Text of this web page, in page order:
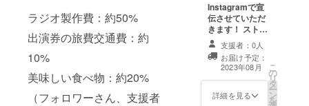
ラジオ製作費：約50%
出演券の旅費交通費：約
10%
美味しい食べ物：約20%
（フォロワーさん、支援者
Instagramで宣
伝させていただ
きます！ ストー
リーや投稿など
で宣伝します！
期間は１週間に
なります！
支援者：0人
お届け予定：
2023年08月
詳細を見る
こ
の
リ
タ
ー
ン
を